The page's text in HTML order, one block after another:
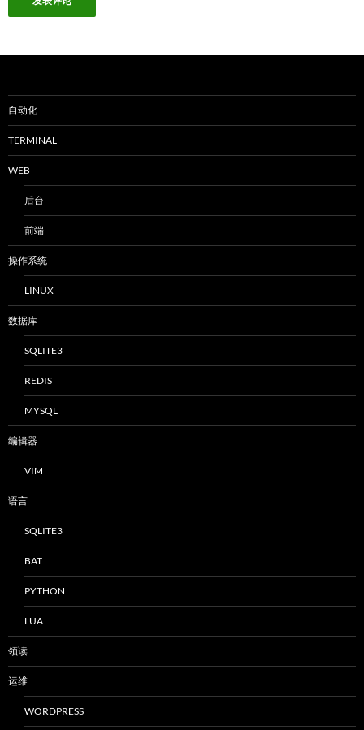
自动化
TERMINAL
WEB
后台
前端
操作系统
LINUX
数据库
SQLITE3
REDIS
MYSQL
编辑器
VIM
语言
SQLITE3
BAT
PYTHON
LUA
领读
运维
WORDPRESS